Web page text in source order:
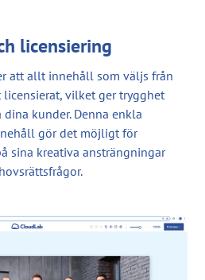
licensiering
att allt innehåll som väljs från
vilket ger trygghet
kunder. Denna enkla
gör det möjligt för
sina kreativa ansträngningar